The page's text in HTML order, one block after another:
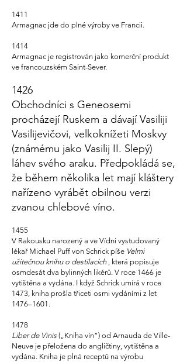
1411
Armagnac jde do plné výroby ve Francii.
1414
Armagnac je registrován jako komerční produkt
ve francouzském Saint-Sever.
1426
Obchodníci s Geneosemi
procházejí Ruskem a dávají Vasiliji
Vasilijevičovi, velkoknížeti Moskvy
(známému jako Vasilij II. Slepý)
láhev svého araku. Předpokládá se,
že během několika let mají kláštery
nařízeno vyrábět obilnou verzi
zvanou chlebové víno.
1455
V Rakousku narozený a ve Vídni vystudovaný
lékař Michael Puff von Schrick píše Velmi
užitečnou knihu o destilacích, která popisuje
osmdesát dva bylinných likérů. V roce 1466 je
vytištěna a vydána. I když Schrick umírá v roce
1473, kniha prošla třiceti osmi vydáními z let
1476–1601.
1478
Liber de Vinis („Kniha vín“) od Arnauda de Ville-
Neuve je přeložena do angličtiny, vytištěna a
vydána. Kniha je plná receptů na výrobu